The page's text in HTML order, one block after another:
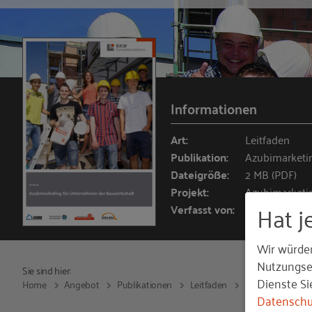
Informationen
Art: Leitfaden
Publikation:
Dateigröße: 2 MB (PDF)
Projekt:
Verfasst von: Christina
Sie sind hier:
Home
Angebot Publikationen Leitfaden 2017
Hat
Wir
Dienste